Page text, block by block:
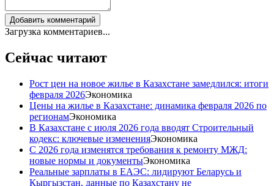
Добавить комментарий
Загрузка комментариев...
Сейчас читают
Рост цен на новое жилье в Казахстане замедлился: итоги
февраля 2026Экономика
Цены на жилье в Казахстане: динамика февраля 2026 по
регионамЭкономика
В Казахстане с июля 2026 года вводят Строительный
кодекс: ключевые измененияЭкономика
С 2026 года изменятся требования к ремонту МЖД:
новые нормы и документыЭкономика
Реальные зарплаты в ЕАЭС: лидируют Беларусь и
Кыргызстан, данные по Казахстану не